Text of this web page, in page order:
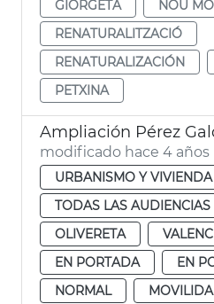
GIORGETA
NOU
RENATURALITZACIÓ
RENATURALIZACIÓN
PETXINA
Ampliación Pérez
modificado hace 4 años
URBANISMO Y VIVIENDA
TODAS LAS AUDIENCIAS
OLIVERETA
EN PORTADA
EN
NORMAL